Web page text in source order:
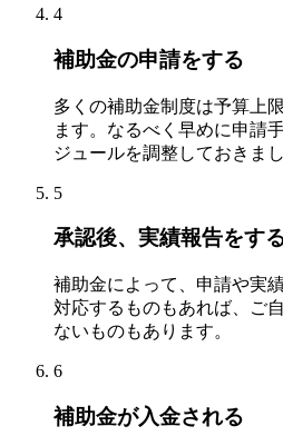
4
補助金の申請をする
多くの補助金制度は予算上
ます。なるべく早めに申請
ジュールを調整しておきまし
5
承認後、実績報告をす
補助金によって、申請や実
対応するものもあれば、ご
ないものもあります。
6
補助金が入金される